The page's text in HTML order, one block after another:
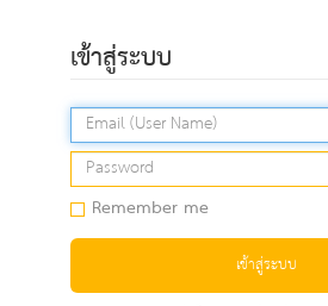
เข้าสู่ระบบ
Remember me
เข้าสู่ระบบ